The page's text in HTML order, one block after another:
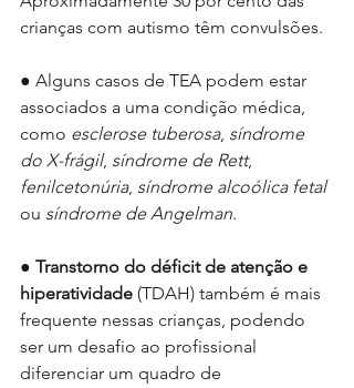
crianças com autismo têm convulsões.
● Alguns casos de TEA podem estar
associados a uma condição médica,
como esclerose tuberosa, síndrome
do X-frágil, síndrome de Rett,
fenilcetonúria, síndrome alcoólica fetal
ou síndrome de Angelman.
● Transtorno do déficit de atenção e
hiperatividade (TDAH) também é mais
frequente nessas crianças, podendo
ser um desafio ao profissional
diferenciar um quadro de